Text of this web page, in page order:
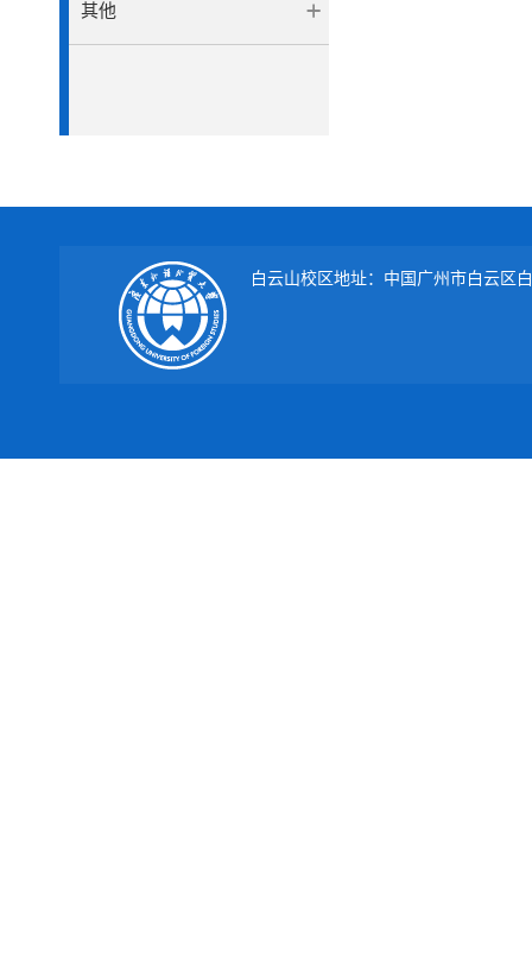
其他
白云山校区地址：中国广州市白云区